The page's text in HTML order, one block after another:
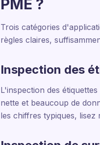
PME ?
Trois catégories
règles claires,
Inspection des
L'inspection des
nette et beaucoup de
les chiffres typiques, lisez